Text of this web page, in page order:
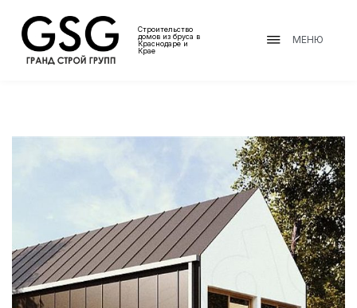
Строительство
домов из бруса в
Краснодаре и
Крае
МЕНЮ